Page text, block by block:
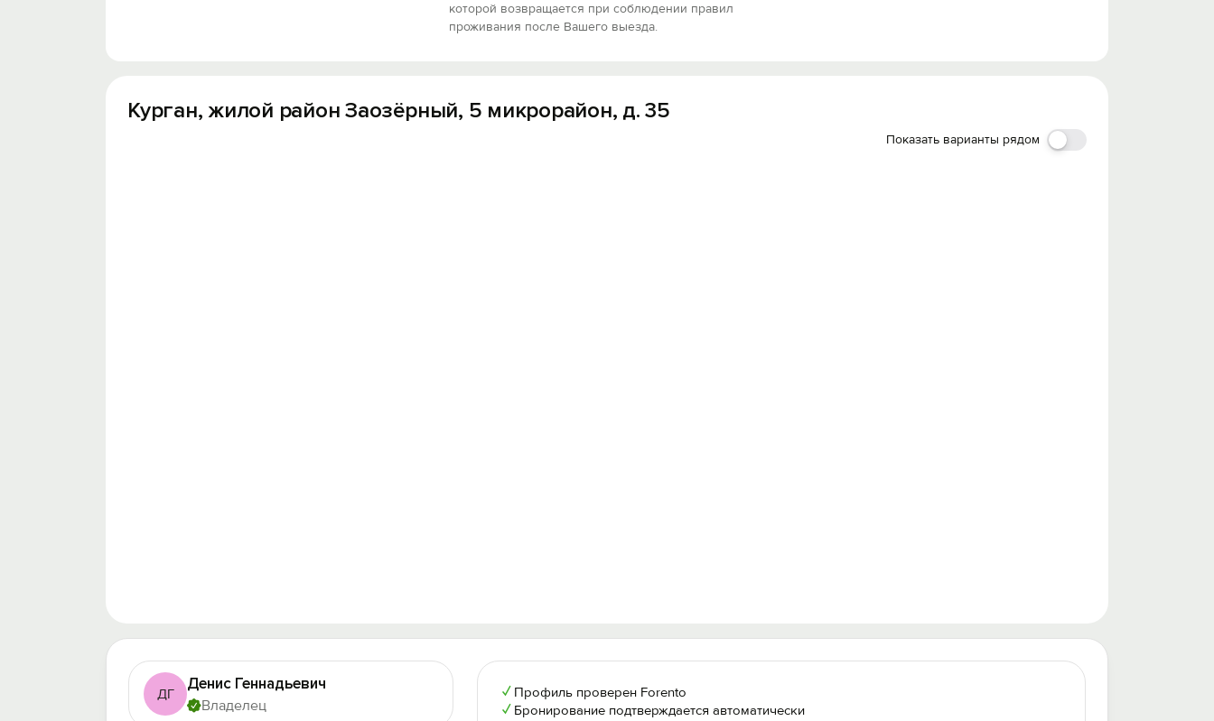
которой возвращается при соблюдении правил
проживания после Вашего выезда.
Курган, жилой район Заозёрный, 5 микрорайон, д. 35
Показать варианты рядом
ДГ
Денис Геннадьевич
Владелец
✓ Профиль проверен Forento
✓ Бронирование подтверждается автоматически